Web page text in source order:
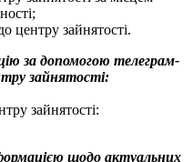
центру зайнятості.
за допомогою телеграм-
зайнятості:
зайнятості:
щодо актуальних